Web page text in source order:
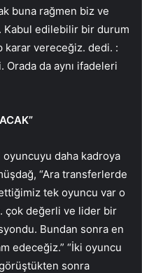
buna rağmen biz ve
Kabul edilebilir bir durum
karar vereceğiz. dedi. :
Orada da aynı ifadeleri
daha kadroya
“Ara transferlerde
tek oyuncu var o
çok değerli ve lider bir
Bundan sonra en
edeceğiz.” “İki oyuncu
sonra